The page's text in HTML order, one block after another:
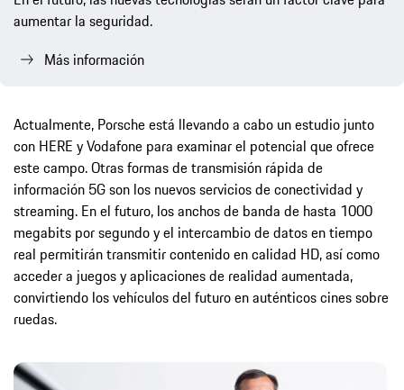
aumentar la seguridad.
Más información
Actualmente, Porsche está llevando a cabo un estudio junto
con HERE y Vodafone para examinar el potencial que ofrece
este campo. Otras formas de transmisión rápida de
información 5G son los nuevos servicios de conectividad y
streaming. En el futuro, los anchos de banda de hasta 1000
megabits por segundo y el intercambio de datos en tiempo
real permitirán transmitir contenido en calidad HD, así como
acceder a juegos y aplicaciones de realidad aumentada,
convirtiendo los vehículos del futuro en auténticos cines sobre
ruedas.